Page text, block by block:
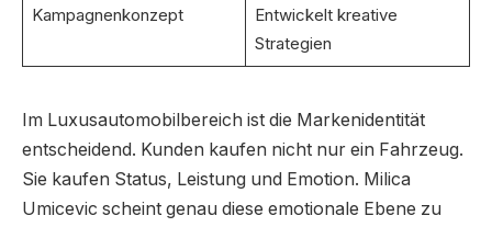
Kampagnenkonzept
Entwickelt kreative
Strategien
Im Luxusautomobilbereich ist die Markenidentität
entscheidend. Kunden kaufen nicht nur ein Fahrzeug.
Sie kaufen Status, Leistung und Emotion. Milica
Umicevic scheint genau diese emotionale Ebene zu